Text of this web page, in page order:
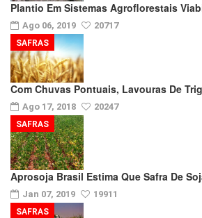
Plantio Em Sistemas Agroflorestais
Ago 06, 2019 20717
Com Chuvas Pontuais, Lavouras De
Ago 17, 2018 20247
SAFRAS
Aprosoja Brasil Estima Que Safra De
Jan 07, 2019 19911
SAFRAS
SAFRAS